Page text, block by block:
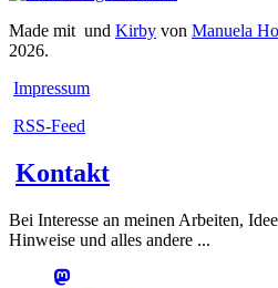
Made mit und Kirby von Manuela
2026.
Impressum
RSS-Feed
Kontakt
Bei Interesse an meinen Arbeiten,
Hinweise und alles andere ...